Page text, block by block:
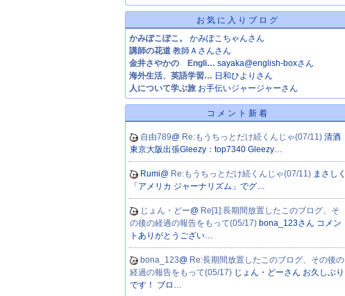
お気に入りブログ
かみぽこぽこ。
かみぽこちゃんさん
講師の花道 教師Ａさんさん
金井さやかの Engli… sayaka@english-boxさん
海外生活、英語学習… 日和ひよりさん
人について学ぶ旅 お手伝いジャージャーさん
コメント新着
自由789@ Re:もうちっとだけ続くんじゃ(07/11) 清酒
東京大阪出張Gleezy：top7340 Gleezy…
Rumi@ Re:もうちっとだけ続くんじゃ(07/11) まさしく
「アメリカ ジャーナリズム」でグ…
じょん・どー@ Re[1]:長期間放置したこのブログ、そ
の後の経過の報告をもって(05/17) bona_123さん コメン
トありがとうござい…
bona_123@ Re:長期間放置したこのブログ、その後の
経過の報告をもって(05/17) じょん・どーさん お久しぶり
です！ ブロ…